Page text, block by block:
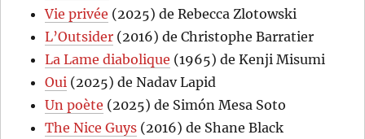
Vie privée (2025) de Rebecca Zlotowski
L’Outsider (2016) de Christophe Barratier
La Lame diabolique (1965) de Kenji Misumi
Oui (2025) de Nadav Lapid
Un poète (2025) de Simón Mesa Soto
The Nice Guys (2016) de Shane Black